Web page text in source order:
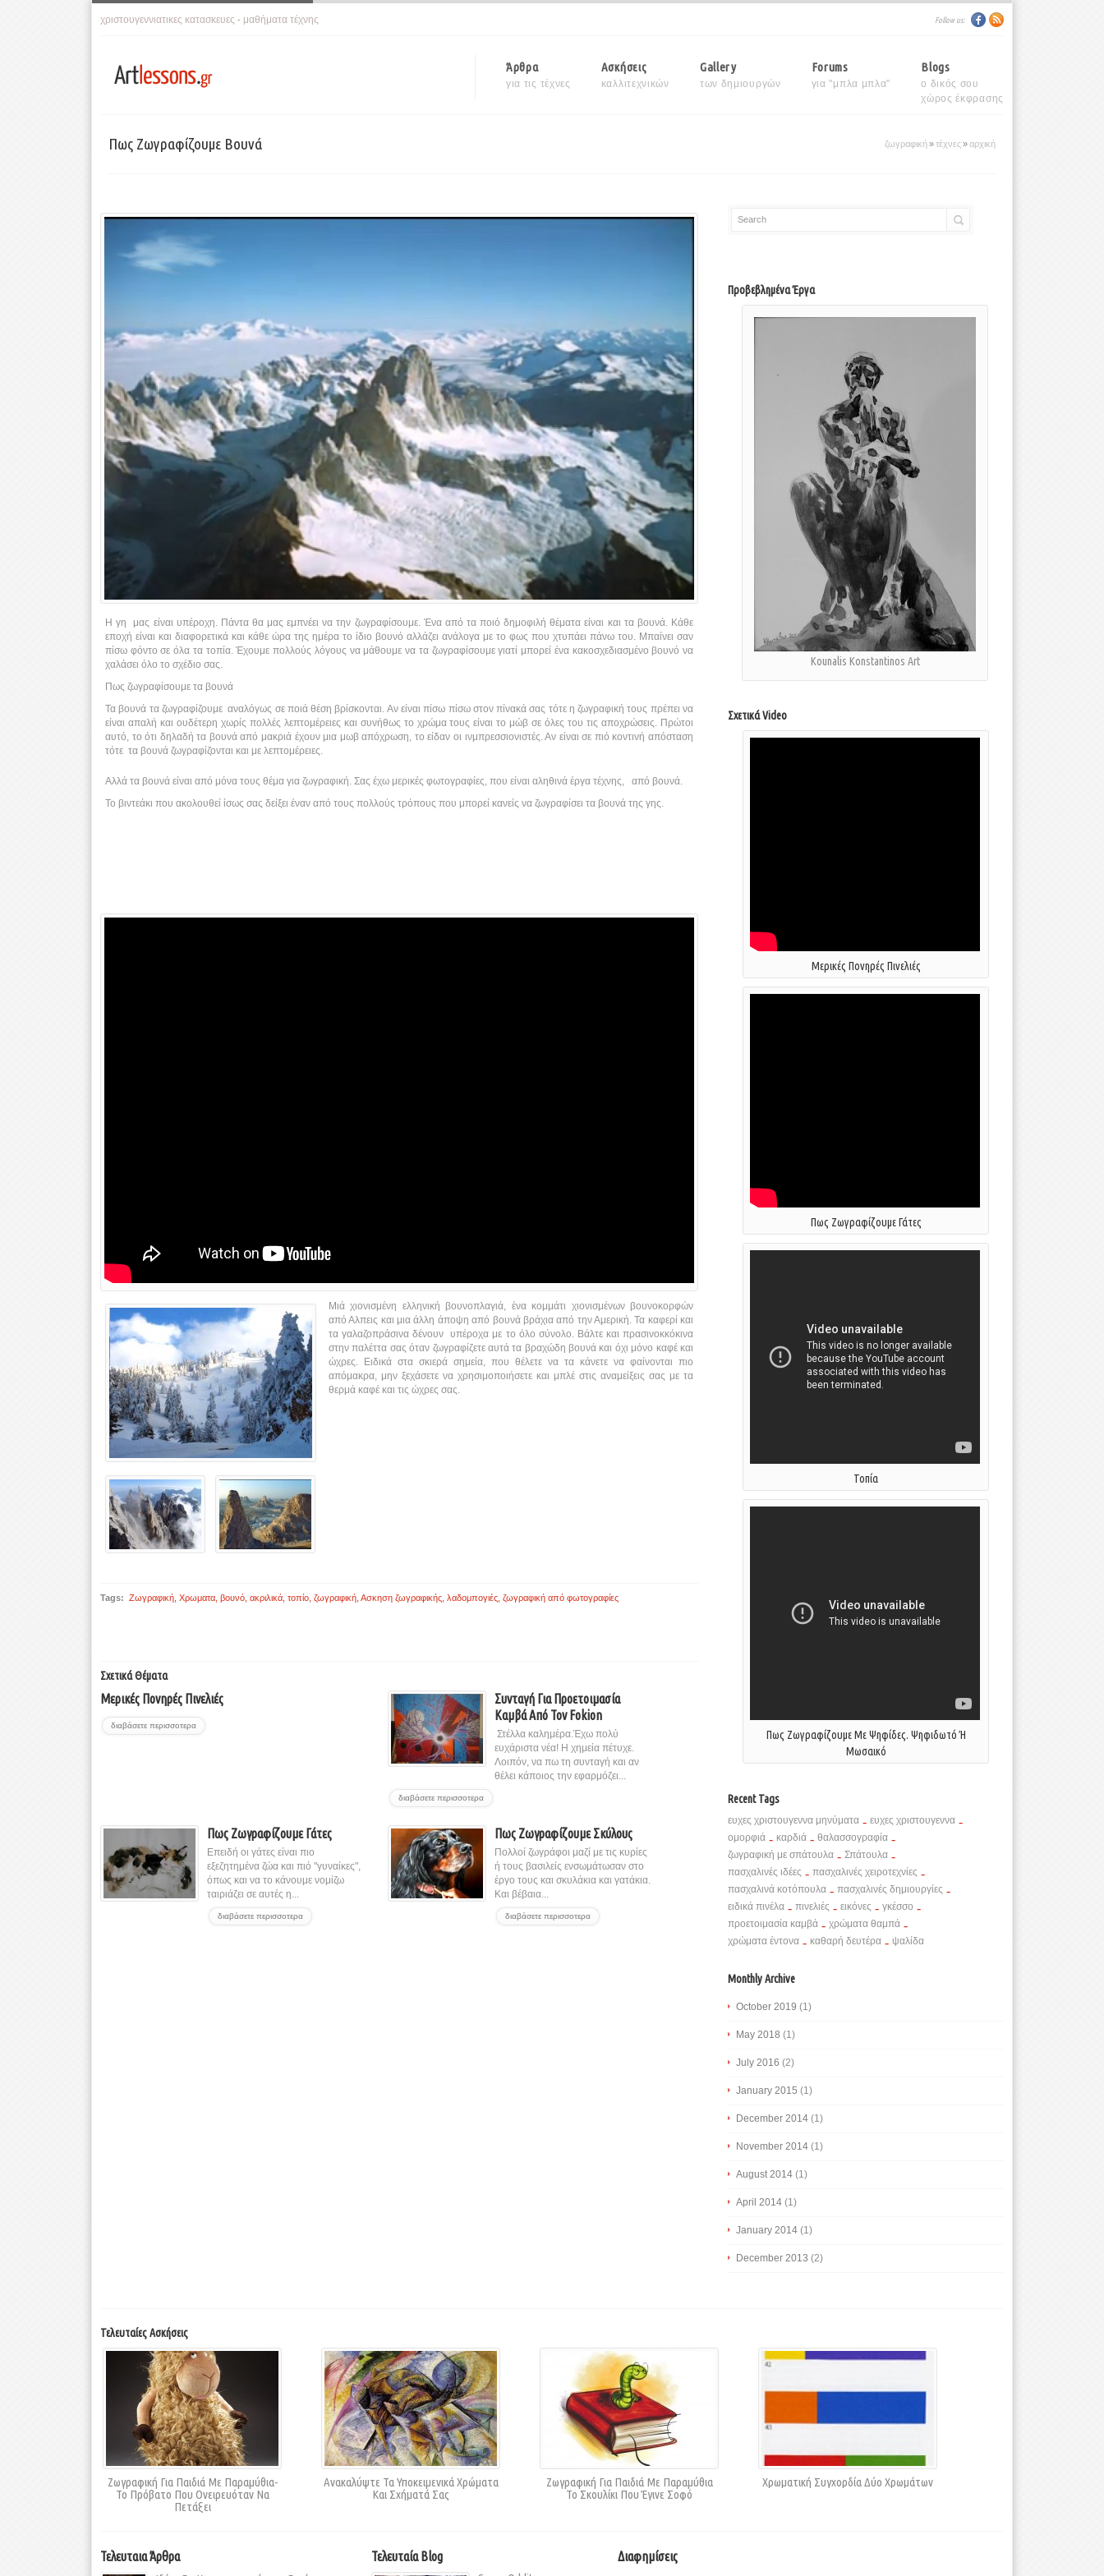
χριστουγεννιατικες κατασκευες - μαθήματα τέχνης Follow us:
Άρθρα
για τις τέχνες
Ασκήσεις
καλλιτεχνικών
Gallery
των δημιουργών
Forums
για "μπλα μπλα"
Blogs
ο δικός σου
χώρος έκφρασης
Πως Ζωγραφίζουμε Βουνά ζωγραφική»τέχνες»αρχική
Η γη μας είναι υπέροχη. Πάντα θα μας εμπνέει να την ζωγραφίσουμε. Ένα από τα ποιό δημοφιλή θέματα είναι και τα βουνά. Κάθε
εποχή είναι και διαφορετικά και κάθε ώρα της ημέρα το ίδιο βουνό αλλάζει ανάλογα με το φως που χτυπάει πάνω του. Μπαίνει σαν
πίσω φόντο σε όλα τα τοπία. Έχουμε πολλούς λόγους να μάθουμε να τα ζωγραφίσουμε γιατί μπορεί ένα κακοσχεδιασμένο βουνό να
χαλάσει όλο το σχέδιο σας.
Πως ζωγραφίσουμε τα βουνά
Τα βουνά τα ζωγραφίζουμε αναλόγως σε ποιά θέση βρίσκονται. Αν είναι πίσω πίσω στον πίνακά σας τότε η ζωγραφική τους πρέπει να
είναι απαλή και ουδέτερη χωρίς πολλές λεπτομέρειες και συνήθως το χρώμα τους είναι το μώβ σε όλες του τις αποχρώσεις. Πρώτοι
αυτό, το ότι δηλαδή τα βουνά από μακριά έχουν μια μωβ απόχρωση, το είδαν οι ινμπρεσσιονιστές. Αν είναι σε πιό κοντινή απόσταση
τότε τα βουνά ζωγραφίζονται και με λεπτομέρειες.
Αλλά τα βουνά είναι από μόνα τους θέμα για ζωγραφική. Σας έχω μερικές φωτογραφίες, που είναι αληθινά έργα τέχνης, από βουνά.
Το βιντεάκι που ακολουθεί ίσως σας δείξει έναν από τους πολλούς τρόπους που μπορεί κανείς να ζωγραφίσει τα βουνά της γης.
Μιά χιονισμένη ελληνική βουνοπλαγιά, ένα κομμάτι χιονισμένων βουνοκορφών
από Αλπεις και μια άλλη άποψη από βουνά βράχια από την Αμερική. Τα καφερί και
τα γαλαζοπράσινα δένουν υπέροχα με το όλο σύνολο. Βάλτε και πρασινοκκόκινα
στην παλέττα σας όταν ζωγραφίζετε αυτά τα βραχώδη βουνά και όχι μόνο καφέ και
ώχρες. Ειδικά στα σκιερά σημεία, που θέλετε να τα κάνετε να φαίνονται πιο
απόμακρα, μην ξεχάσετε να χρησιμοποιήσετε και μπλέ στις αναμείξεις σας με τα
θερμά καφέ και τις ώχρες σας.
Tags: Ζωγραφική Χρωματα βουνό ακριλικά τοπίο ζωγραφική Ασκηση ζωγραφικής λαδομπογιές ζωγραφική από φωτογραφίες
Σχετικά Θέματα
Μερικές Πονηρές Πινελιές
διαβάσετε περισσοτερα
Συνταγή Για Προετοιμασία
Καμβά Από Τον Fokion
Στέλλα καλημέρα.Έχω πολύ
ευχάριστα νέα! Η χημεία πέτυχε.
Λοιπόν, να πω τη συνταγή και αν
θέλει κάποιος την εφαρμόζει...
διαβάσετε περισσοτερα
Πως Ζωγραφίζουμε Γάτες
Επειδή οι γάτες είναι πιο
εξεζητημένα ζώα και πιό "γυναίκες",
όπως και να το κάνουμε νομίζω
ταιριάζει σε αυτές η...
διαβάσετε περισσοτερα
Πως Ζωγραφίζουμε Σκύλους
Πολλοί ζωγράφοι μαζί με τις κυρίες
ή τους βασιλείς ενσωμάτωσαν στο
έργο τους και σκυλάκια και γατάκια.
Και βέβαια...
διαβάσετε περισσοτερα
Search
Προβεβλημένα Έργα
Kounalis Konstantinos Art
Σχετικά Video
Μερικές Πονηρές Πινελιές
Πως Ζωγραφίζουμε Γάτες
Τοπία
Πως Ζωγραφίζουμε Με Ψηφίδες. Ψηφιδωτό Ή
Μωσαικό
Recent Tags
ευχες χριστουγεννα μηνύματα - ευχες χριστουγεννα -
ομορφιά - καρδιά - θαλασσογραφία -
ζωγραφική με σπάτουλα - Σπάτουλα -
πασχαλινές ιδέες - πασχαλινές χειροτεχνίες -
πασχαλινά κοτόπουλα - πασχαλινές δημιουργίες -
ειδικά πινέλα - πινελιές - εικόνες - γκέσσο -
προετοιμασία καμβά - χρώματα θαμπά -
χρώματα έντονα - καθαρή δευτέρα - ψαλίδα
Monthly Archive
October 2019 (1)
May 2018 (1)
July 2016 (2)
January 2015 (1)
December 2014 (1)
November 2014 (1)
August 2014 (1)
April 2014 (1)
January 2014 (1)
December 2013 (2)
Τελευταίες Ασκήσεις
Ζωγραφική Για Παιδιά Με Παραμύθια-
Το Πρόβατο Που Ονειρευόταν Να
Πετάξει
Ανακαλύψτε Τα Υποκειμενικά Χρώματα
Και Σχήματά Σας
Ζωγραφική Για Παιδιά Με Παραμύθια
Το Σκουλίκι Που Έγινε Σοφό
Χρωματική Συγχορδία Δύο Χρωμάτων
Τελευταια Άρθρα Τελευταία Blog Διαφημίσεις